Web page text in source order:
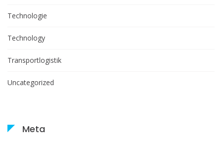
Technologie
Technology
Transportlogistik
Uncategorized
Meta